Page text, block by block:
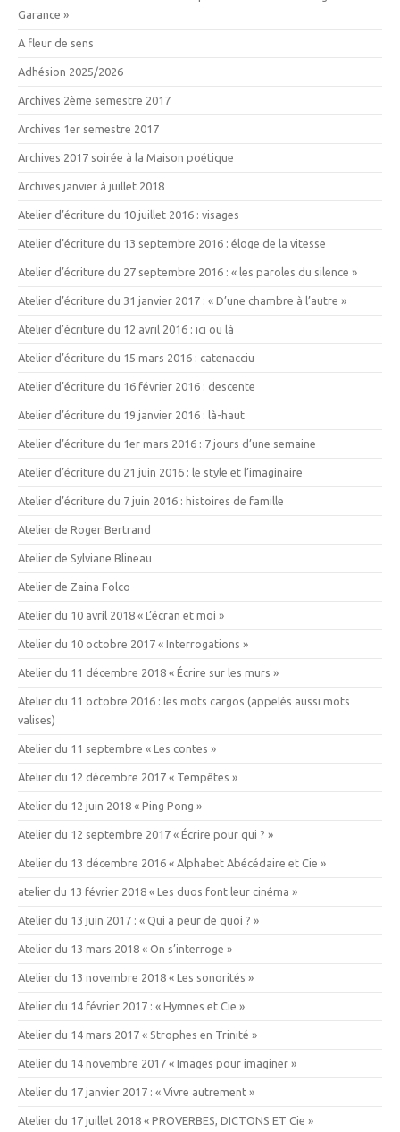
Garance »
A fleur de sens
Adhésion 2025/2026
Archives 2ème semestre 2017
Archives 1er semestre 2017
Archives 2017 soirée à la Maison poétique
Archives janvier à juillet 2018
Atelier d’écriture du 10 juillet 2016 : visages
Atelier d’écriture du 13 septembre 2016 : éloge de la vitesse
Atelier d’écriture du 27 septembre 2016 : « les paroles du silence »
Atelier d’écriture du 31 janvier 2017 : « D’une chambre à l’autre »
Atelier d’écriture du 12 avril 2016 : ici ou là
Atelier d’écriture du 15 mars 2016 : catenacciu
Atelier d’écriture du 16 février 2016 : descente
Atelier d’écriture du 19 janvier 2016 : là-haut
Atelier d’écriture du 1er mars 2016 : 7 jours d’une semaine
Atelier d’écriture du 21 juin 2016 : le style et l’imaginaire
Atelier d’écriture du 7 juin 2016 : histoires de famille
Atelier de Roger Bertrand
Atelier de Sylviane Blineau
Atelier de Zaina Folco
Atelier du 10 avril 2018 « L’écran et moi »
Atelier du 10 octobre 2017 « Interrogations »
Atelier du 11 décembre 2018 « Écrire sur les murs »
Atelier du 11 octobre 2016 : les mots cargos (appelés aussi mots
valises)
Atelier du 11 septembre « Les contes »
Atelier du 12 décembre 2017 « Tempêtes »
Atelier du 12 juin 2018 « Ping Pong »
Atelier du 12 septembre 2017 « Écrire pour qui ? »
Atelier du 13 décembre 2016 « Alphabet Abécédaire et Cie »
atelier du 13 février 2018 « Les duos font leur cinéma »
Atelier du 13 juin 2017 : « Qui a peur de quoi ? »
Atelier du 13 mars 2018 « On s’interroge »
Atelier du 13 novembre 2018 « Les sonorités »
Atelier du 14 février 2017 : « Hymnes et Cie »
Atelier du 14 mars 2017 « Strophes en Trinité »
Atelier du 14 novembre 2017 « Images pour imaginer »
Atelier du 17 janvier 2017 : « Vivre autrement »
Atelier du 17 juillet 2018 « PROVERBES, DICTONS ET Cie »